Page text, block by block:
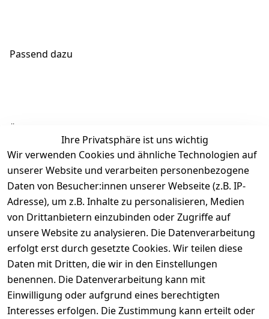
Passend dazu
Ähnliche Produkte
Ihre Privatsphäre ist uns wichtig
Wir verwenden Cookies und ähnliche Technologien auf
unserer Website und verarbeiten personenbezogene
Daten von Besucher:innen unserer Webseite (z.B. IP-
Adresse), um z.B. Inhalte zu personalisieren, Medien
von Drittanbietern einzubinden oder Zugriffe auf
unsere Website zu analysieren. Die Datenverarbeitung
erfolgt erst durch gesetzte Cookies. Wir teilen diese
Daten mit Dritten, die wir in den Einstellungen
benennen. Die Datenverarbeitung kann mit
Einwilligung oder aufgrund eines berechtigten
Interesses erfolgen. Die Zustimmung kann erteilt oder
Rechtliches
AGB
Impressum
Datenschutze
rklärung
Barrierefreihe
Über uns
Kontakt
Registrieren
Kataloge zum
Download
Pflege &
Wir
versenden
mit
Zahle
bequem per